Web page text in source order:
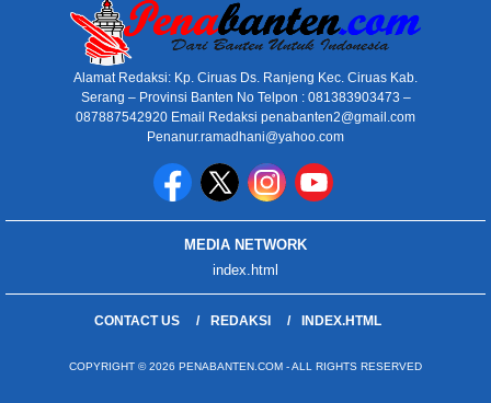
Alamat Redaksi: Kp. Ciruas Ds. Ranjeng Kec. Ciruas Kab.
Serang – Provinsi Banten No Telpon : 081383903473 –
087887542920 Email Redaksi penabanten2@gmail.com
Penanur.ramadhani@yahoo.com
MEDIA NETWORK
index.html
CONTACT US REDAKSI INDEX.HTML
COPYRIGHT © 2026 PENABANTEN.COM - ALL RIGHTS RESERVED